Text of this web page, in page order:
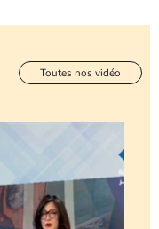
Toutes nos vidéo